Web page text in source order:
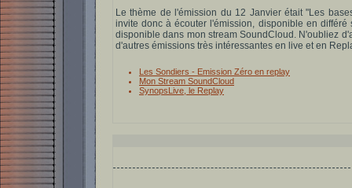
Le thème de l'émission du 12 Janvier était "Les
invite donc à écouter l'émission, disponible en
disponible dans mon stream SoundCloud. N'oubliez
d'autres émissions très intéressantes en live et en
Les Sondiers - Emission Zéro en replay
Mon Stream SoundCloud
SynopsLive, le Replay